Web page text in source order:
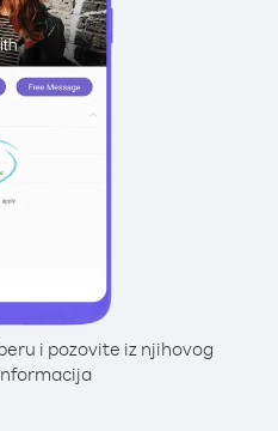
i pozovite iz njihovog